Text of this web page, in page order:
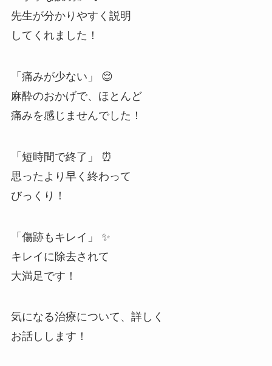
先生が分かりやすく説明
してくれました！
「痛みが少ない」 😌
麻酔のおかげで、ほとんど
痛みを感じませんでした！
「短時間で終了」 ⏰
思ったより早く終わって
びっくり！
「傷跡もキレイ」 ✨
キレイに除去されて
大満足です！
気になる治療について、詳しく
お話しします！